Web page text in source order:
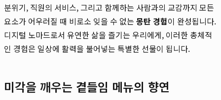
분위기, 직원의 서비스, 그리고 함께하는 사람과의 교감까지 모든
요소가 어우러질 때 비로소 잊을 수 없는 몽탄 경험이 완성됩니다.
디지털 노마드로서 유연한 삶을 즐기는 우리에게, 이러한 총체적
인 경험은 일상에 활력을 불어넣는 특별한 선물이 됩니다.
미각을 깨우는 곁들임 메뉴의 향연